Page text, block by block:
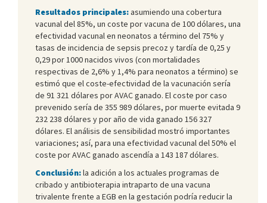
Resultados principales:asumiendo una cobertura
vacunal del 85%, un coste por vacuna de 100 dólares, una
efectividad vacunal en neonatos a término del 75% y
tasas de incidencia de sepsis precoz y tardía de 0,25 y
0,29 por 1000 nacidos vivos (con mortalidades
respectivas de 2,6% y 1,4% para neonatos a término) se
estimó que el coste-efectividad de la vacunación sería
de 91 321 dólares por AVAC ganado. El coste por caso
prevenido sería de 355 989 dólares, por muerte evitada 9
232 238 dólares y por año de vida ganado 156 327
dólares. El análisis de sensibilidad mostró importantes
variaciones; así, para una efectividad vacunal del 50% el
coste por AVAC ganado ascendía a 143 187 dólares.
Conclusión:la adición a los actuales programas de
cribado y antibioterapia intraparto de una vacuna
trivalente frente a EGB en la gestación podría reducir la